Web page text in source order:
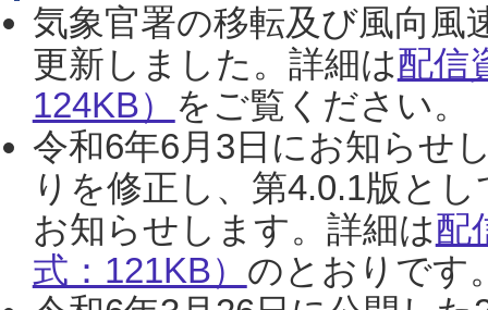
気象官署の移転及び風向風
更新しました。詳細は配信
124KB） をご覧ください。
令和6年6月3日にお知らせ
りを修正し、第4.0.1版と
お知らせします。詳細は配
式：121KB） のとおりです